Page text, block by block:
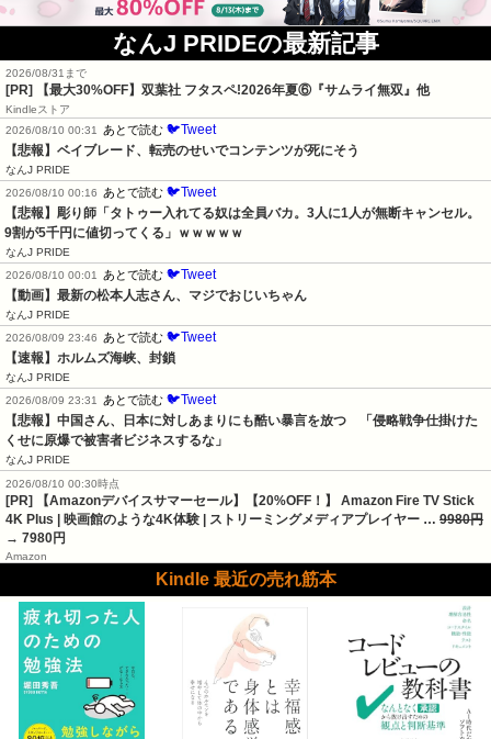
なんJ PRIDEの最新記事
2026/08/31まで
[PR] 【最大30%OFF】双葉社 フタスペ!2026年夏⑥『サムライ無双』他
Kindleストア
2026/08/10 00:31 あとで読む 🐦Tweet
【悲報】ベイブレード、転売のせいでコンテンツが死にそう
なんJ PRIDE
2026/08/10 00:16 あとで読む 🐦Tweet
【悲報】彫り師「タトゥー入れてる奴は全員バカ。3人に1人が無断キャンセル。
9割が5千円に値切ってくる」ｗｗｗｗｗ
なんJ PRIDE
2026/08/10 00:01 あとで読む 🐦Tweet
【動画】最新の松本人志さん、マジでおじいちゃん
なんJ PRIDE
2026/08/09 23:46 あとで読む 🐦Tweet
【速報】ホルムズ海峡、封鎖
なんJ PRIDE
2026/08/09 23:31 あとで読む 🐦Tweet
【悲報】中国さん、日本に対しあまりにも酷い暴言を放つ　「侵略戦争仕掛けた
くせに原爆で被害者ビジネスするな」
なんJ PRIDE
2026/08/10 00:30時点
[PR] 【Amazonデバイスサマーセール】【20%OFF！】 Amazon Fire TV Stick
4K Plus | 映画館のような4K体験 | ストリーミングメディアプレイヤー … 9980円
→ 7980円
Amazon
Kindle 最近の売れ筋本